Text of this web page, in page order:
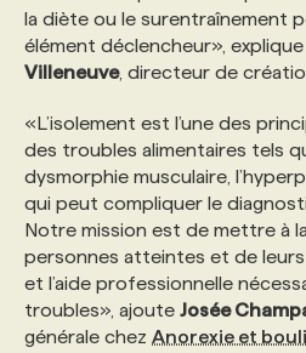
PROGRAMMES DE
FAQ
ANNONCEZ AVEC NOUS
la diète ou le surentraînement
élément déclencheur», explique
Villeneuve, directeur de
«L’isolement est l’une des
des troubles alimentaires tels
dysmorphie musculaire,
qui peut compliquer le
Notre mission est de mettre à
personnes atteintes et de
et l’aide professionnelle
troubles», ajoute Josée
générale chez Anorexie et